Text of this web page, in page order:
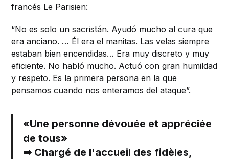
francés Le Parisien:
“No es solo un sacristán. Ayudó mucho al cura que
era anciano. … Él era el manitas. Las velas siempre
estaban bien encendidas… Era muy discreto y muy
eficiente. No habló mucho. Actuó con gran humildad
y respeto. Es la primera persona en la que
pensamos cuando nos enteramos del ataque”.
«Une personne dévouée et appréciée
de tous»
➡ Chargé de l'accueil des fidèles,